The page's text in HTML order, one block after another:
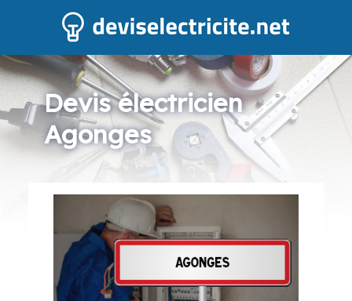
Devis électricien
Agonges